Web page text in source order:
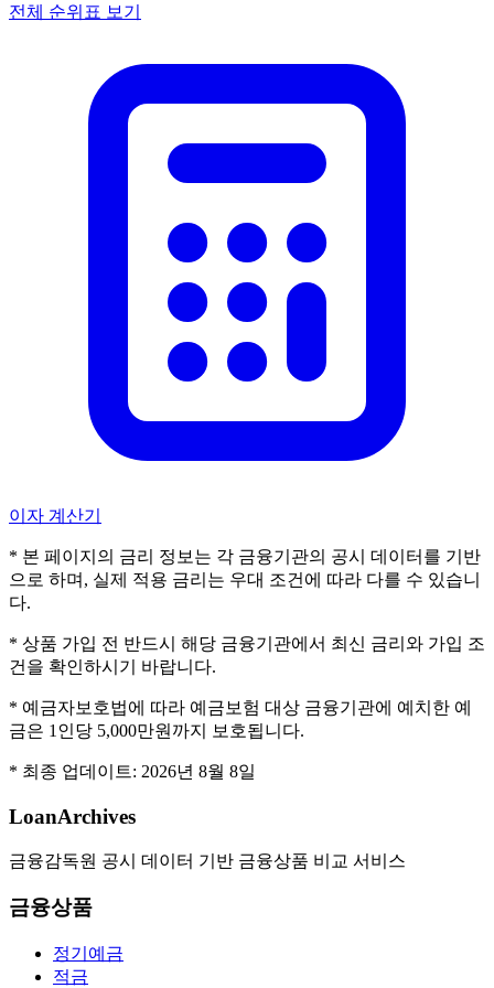
전체 순위표 보기
이자 계산기
* 본 페이지의 금리 정보는 각 금융기관의 공시 데이터를 기반
으로 하며, 실제 적용 금리는 우대 조건에 따라 다를 수 있습니
다.
* 상품 가입 전 반드시 해당 금융기관에서 최신 금리와 가입 조
건을 확인하시기 바랍니다.
* 예금자보호법에 따라 예금보험 대상 금융기관에 예치한 예
금은 1인당 5,000만원까지 보호됩니다.
* 최종 업데이트: 2026년 8월 8일
LoanArchives
금융감독원 공시 데이터 기반 금융상품 비교 서비스
금융상품
정기예금
적금